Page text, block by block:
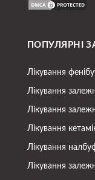
ПОПУЛЯРНІ
Лікування
Лікування
Лікування
Лікування
Лікування
Лікування